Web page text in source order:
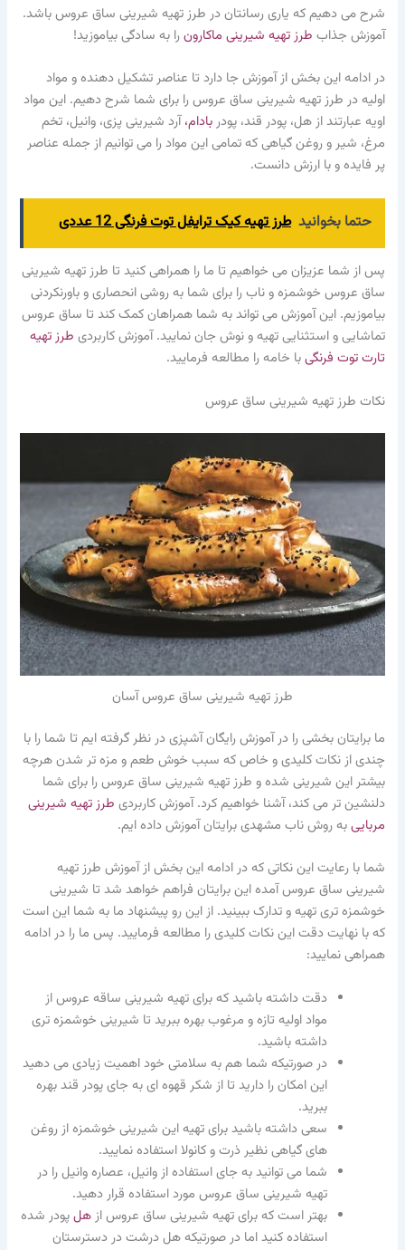
شرح می دهیم که یاری رسانتان در طرز تهیه شیرینی ساق عروس باشد.
آموزش جذاب طرز تهیه شیرینی ماکارونرا به سادگی بیاموزید!
در ادامه این بخش از آموزش جا دارد تا عناصر تشکیل دهنده و مواد
اولیه در طرز تهیه شیرینی ساق عروس را برای شما شرح دهیم. این مواد
اویه عبارتند از هل، پودر قند، پودربادام،آرد شیرینی پزی، وانیل، تخم
مرغ، شیر و روغن گیاهی که تمامی این مواد را می توانیم از جمله عناصر
پر فایده و با ارزش دانست.
حتما بخوانید طرز تهیه کیک ترایفل توت فرنگی 12 عددی
پس از شما عزیزان می خواهیم تا ما را همراهی کنید تا طرز تهیه شیرینی
ساق عروس خوشمزه و ناب را برای شما به روشی انحصاری و باورنکردنی
بیاموزیم. این آموزش می تواند به شما همراهان کمک کند تا ساق عروس
تماشایی و استثنایی تهیه و نوش جان نمایید. آموزش کاربردی طرز تهیه
تارت توت فرنگیبا خامه را مطالعه فرمایید.
نکات طرز تهیه شیرینی ساق عروس
طرز تهیه شیرینی ساق عروس آسان
ما برایتان بخشی را در آموزش رایگان آشپزی در نظر گرفته ایم تا شما را با
چندی از نکات کلیدی و خاص که سبب خوش طعم و مزه تر شدن هرچه
بیشتر این شیرینی شده و طرز تهیه شیرینی ساق عروس را برای شما
دلنشین تر می کند، آشنا خواهیم کرد. آموزش کاربردی طرز تهیه شیرینی
مرباییبه روش ناب مشهدی برایتان آموزش داده ایم.
شما با رعایت این نکاتی که در ادامه این بخش از آموزش طرز تهیه
شیرینی ساق عروس آمده این برایتان فراهم خواهد شد تا شیرینی
خوشمزه تری تهیه و تدارک ببینید. از این رو پیشنهاد ما به شما این است
که با نهایت دقت این نکات کلیدی را مطالعه فرمایید. پس ما را در ادامه
همراهی نمایید:
دقت داشته باشید که برای تهیه شیرینی ساقه عروس از
مواد اولیه تازه و مرغوب بهره ببرید تا شیرینی خوشمزه تری
داشته باشید.
در صورتیکه شما هم به سلامتی خود اهمیت زیادی می دهید
این امکان را دارید تا از شکر قهوه ای به جای پودر قند بهره
ببرید.
سعی داشته باشید برای تهیه این شیرینی خوشمزه از روغن
های گیاهی نظیر ذرت و کانولا استفاده نمایید.
شما می توانید به جای استفاده از وانیل، عصاره وانیل را در
تهیه شیرینی ساق عروس مورد استفاده قرار دهید.
بهتر است که برای تهیه شیرینی ساق عروس ازهلپودر شده
استفاده کنید اما در صورتیکه هل درشت در دسترستان